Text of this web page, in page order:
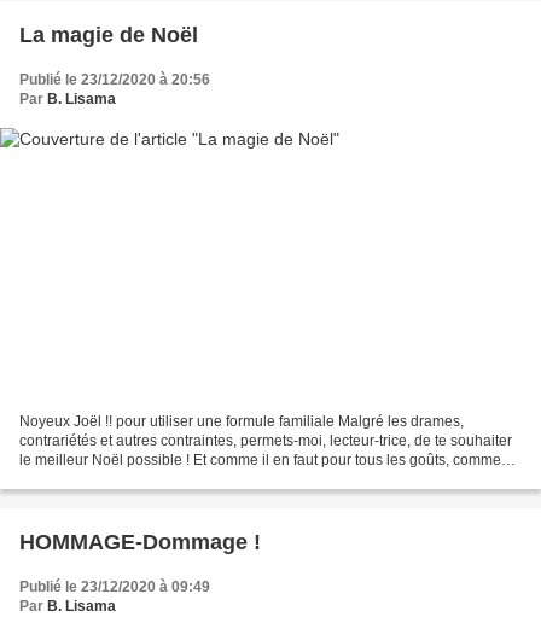
La magie de Noël
Publié le 23/12/2020 à 20:56
Par B. Lisama
Noyeux Joël !! pour utiliser une formule familiale Malgré les drames,
contrariétés et autres contraintes, permets-moi, lecteur-trice, de te souhaiter
le meilleur Noël possible ! Et comme il en faut pour tous les goûts, comme
HOMMAGE-Dommage !
Publié le 23/12/2020 à 09:49
Par B. Lisama